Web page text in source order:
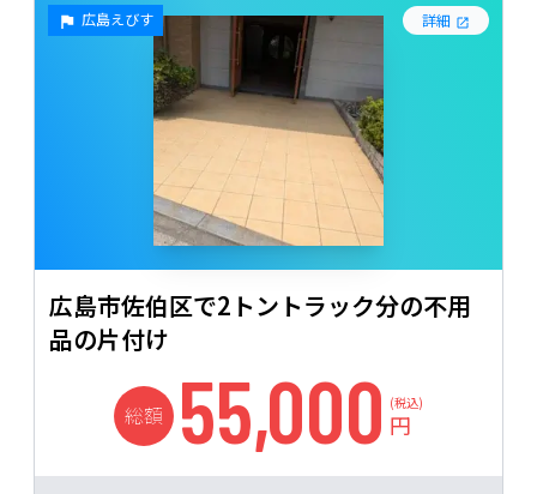
広島えびす 詳細
広島市佐伯区で2トントラック分の不用
品の片付け
総額 55,000 (税込)
円